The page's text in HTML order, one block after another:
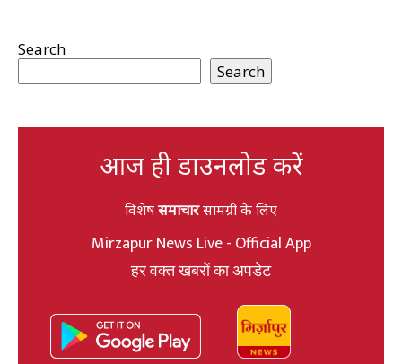
Search
Search
आज ही डाउनलोड करें
विशेषसमाचारसामग्री के लिए
Mirzapur News Live - Official App
हर वक्त खबरों का अपडेट